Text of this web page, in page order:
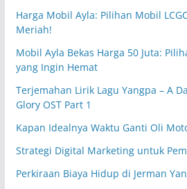
Harga Mobil Ayla: Pilihan Mobil
Meriah!
Mobil Ayla Bekas Harga 50 Juta:
yang Ingin Hemat
Terjemahan Lirik Lagu Yangpa – A
Glory OST Part 1
Kapan Idealnya Waktu Ganti Oli
Strategi Digital Marketing untuk
Perkiraan Biaya Hidup di Jerman